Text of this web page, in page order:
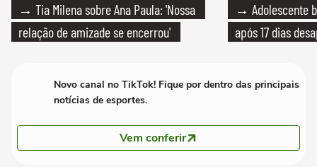
→ Tia Milena sobre Ana Paula: 'Nossa
relação de amizade se encerrou'
→ Adolescente
após 17 dias
Novo canal no TikTok! Fique por dentro das principais
notícias de esportes.
Vem conferir